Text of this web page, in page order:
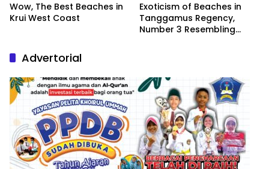
Wow, The Best Beaches in
Krui West Coast
Exoticism of Beaches in
Tanggamus Regency,
Number 3 Resembling
Advertorial